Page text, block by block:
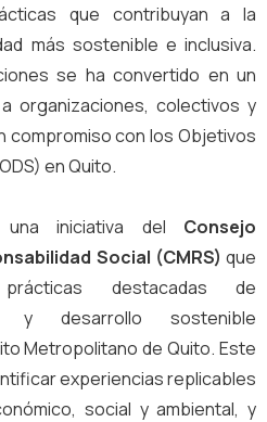
que contribuyan a la
más sostenible e inclusiva.
se ha convertido en un
organizaciones, colectivos y
compromiso con los Objetivos
en Quito.
una iniciativa del Consejo
Social (CMRS) que
destacadas de
y desarrollo sostenible
Metropolitano de Quito. Este
experiencias replicables
social y ambiental, y